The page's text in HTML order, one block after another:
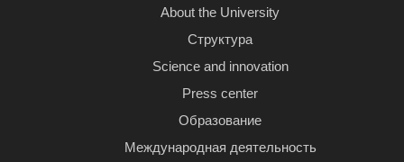
About the University
Структура
Science and innovation
Press center
Образование
Международная деятельность